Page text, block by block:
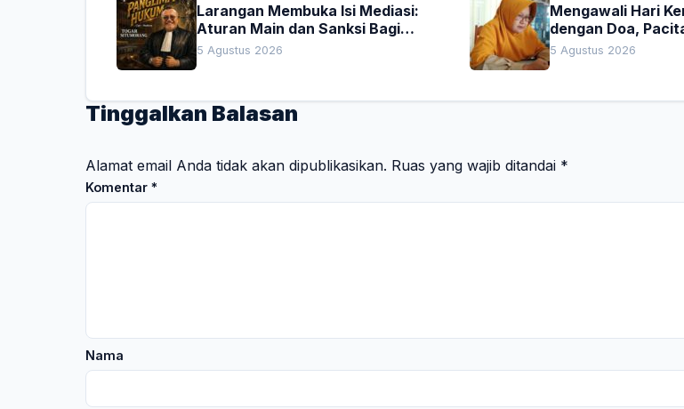
Larangan Membuka Isi Mediasi:
Aturan Main dan Sanksi Bagi
Penegak Hukum
5 Agustus 2026
Mengawali Hari
dengan Doa,
Hati untuk
5 Agustus 2026
Tinggalkan Balasan
Alamat email Anda tidak akan dipublikasikan. Ruas yang wajib ditandai *
Komentar *
Nama